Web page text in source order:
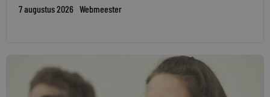
7 augustus 2026 Webmeester